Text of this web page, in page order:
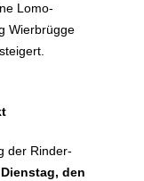
Lomo-
Wierbrügge
der Rinder-
Dienstag, den